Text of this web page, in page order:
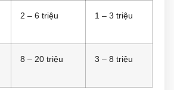
2 – 6 triệu 1 – 3 triệu
8 – 20 triệu 3 – 8 triệu